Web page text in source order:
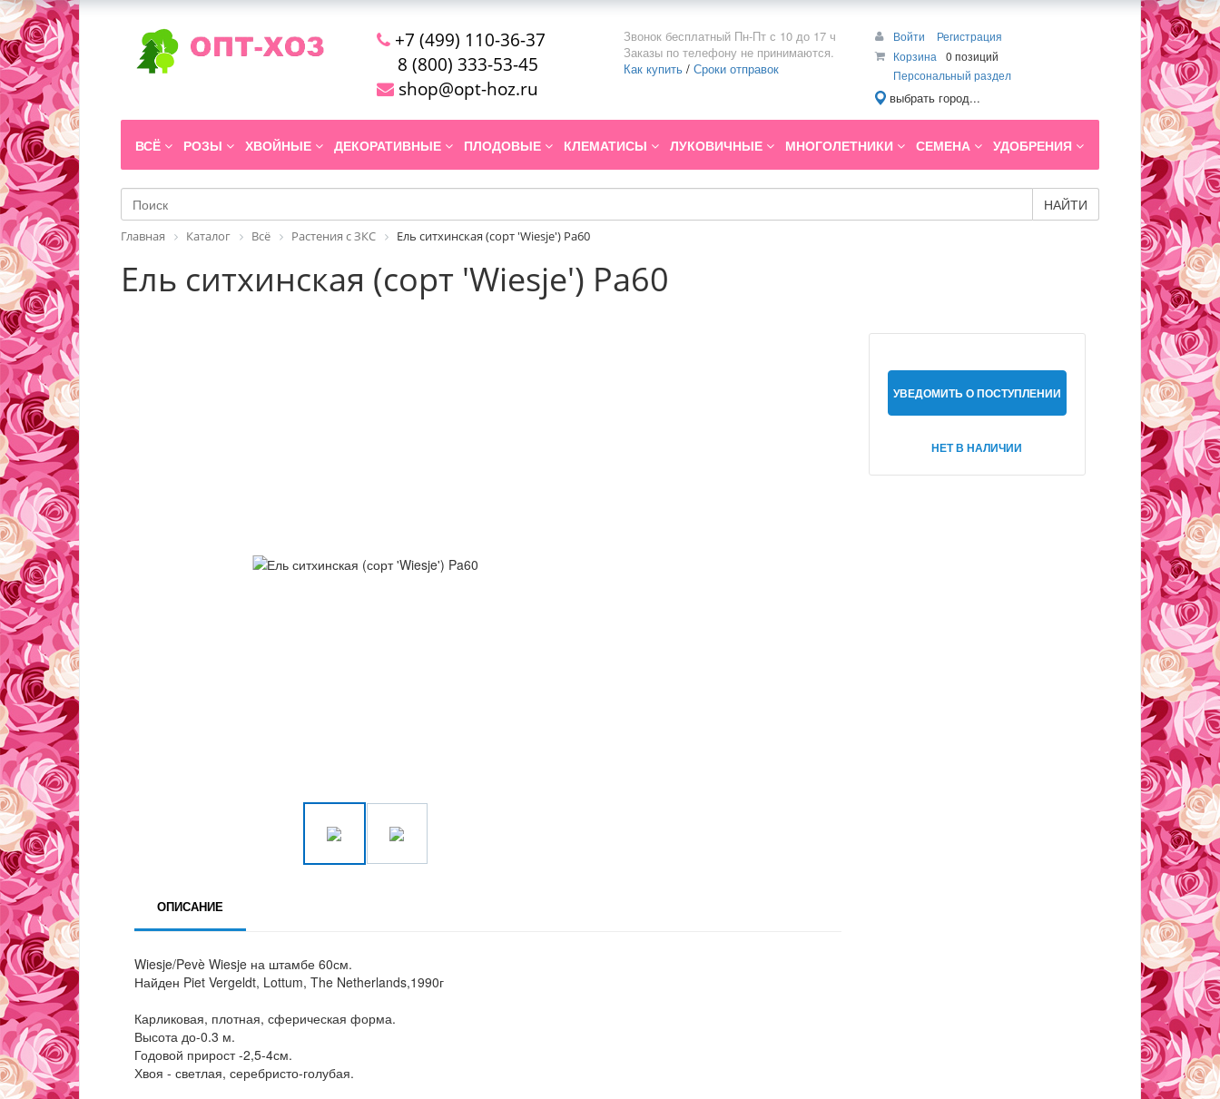
+7 (499) 110-36-37
8 (800) 333-53-45
shop@opt-hoz.ru
Звонок бесплатный Пн-Пт с 10 до 17 ч
Заказы по телефону не принимаются.
Как купить / Сроки отправок
Войти
Регистрация
Корзина
0 позиций
Персональный раздел
выбрать город...
ВСЁ РОЗЫ ХВОЙНЫЕ ДЕКОРАТИВНЫЕ ПЛОДОВЫЕ КЛЕМАТИСЫ ЛУКОВИЧНЫЕ МНОГОЛЕТНИКИ СЕМЕНА УДОБРЕНИЯ
НАЙТИ
Главная Каталог Всё Растения с ЗКС Ель ситхинская (сорт 'Wiesje') Pa60
Ель ситхинская (сорт 'Wiesje') Pa60
УВЕДОМИТЬ О ПОСТУПЛЕНИИ
НЕТ В НАЛИЧИИ
ОПИСАНИЕ
Wiesje/Pevè Wiesje на штамбе 60см.
Найден Piet Vergeldt, Lottum, The Netherlands,1990г
Карликовая, плотная, сферическая форма.
Высота до-0.3 м.
Годовой прирост -2,5-4см.
Хвоя - светлая, серебристо-голубая.